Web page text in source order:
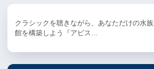
クラシックを聴きながら、あなただけの水族
館を構築しよう『アビス…